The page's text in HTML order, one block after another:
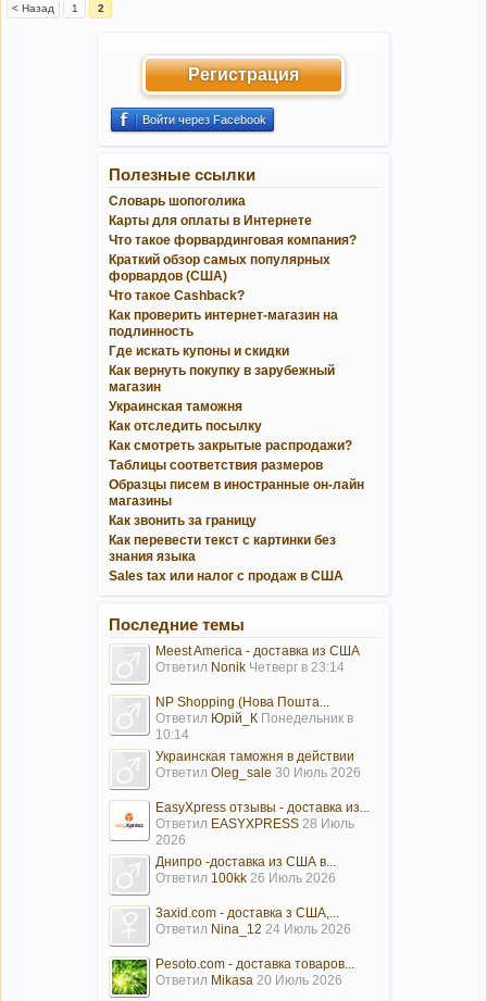
< Назад 1 2
Регистрация
Войти через Facebook
Полезные ссылки
Словарь шопоголика
Карты для оплаты в Интернете
Что такое форвардинговая компания?
Краткий обзор самых популярных
форвардов (США)
Что такое Cashback?
Как проверить интернет-магазин на
подлинность
Где искать купоны и скидки
Как вернуть покупку в зарубежный
магазин
Украинская таможня
Как отследить посылку
Как смотреть закрытые распродажи?
Таблицы соответствия размеров
Образцы писем в иностранные он-лайн
магазины
Как звонить за границу
Как перевести текст с картинки без
знания языка
Sales tax или налог с продаж в США
Последние темы
Meest America - доставка из США
Ответил Nonik Четверг в 23:14
NP Shopping (Нова Пошта...
Ответил Юрій_К Понедельник в
10:14
Украинская таможня в действии
Ответил Oleg_sale 30 Июль 2026
EasyXpress отзывы - доставка из...
Ответил EASYXPRESS 28 Июль
2026
Днипро -доставка из США в...
Ответил 100kk 26 Июль 2026
3axid.com - доставка з США,...
Ответил Nina_12 24 Июль 2026
Pesoto.com - доставка товаров...
Ответил Mikasa 20 Июль 2026